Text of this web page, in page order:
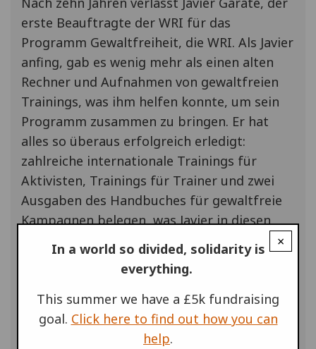
erste Beauftragte der WRI für das
Programm Gewaltfreiheit, die WRI. Als Javier
anfing, gab es wenig mehr als einen alten
Rechner und Aufnahmen von gewaltfreien
Trainings, was ihm helfen konnte, um sein
Programm zusammen zu bringen. Er hat
alles so überaus erfolgreich erledigt:
zahlreiche internationale Trainings für
Aktivisten, Trainings für Trainer und zwei
Ausgaben des Handbuches für gewaltfreie
Kampagnen belegen, was Javier in diesen
zehn Jahren erreicht hat. Dazu natürlich
noch drei "Vierjahreskonferenzen" in
Deutschland, Indien und Südafrika, bei
denen Javier zusammen mit seinen
MitarbeiterInnen eine prägende Rolle bei
der Vorbereitung und erfolgreichen
×
In a world so divided, solidarity is
everything.
This summer we have a £5k fundraising
goal. Click here to find out how you can
help.